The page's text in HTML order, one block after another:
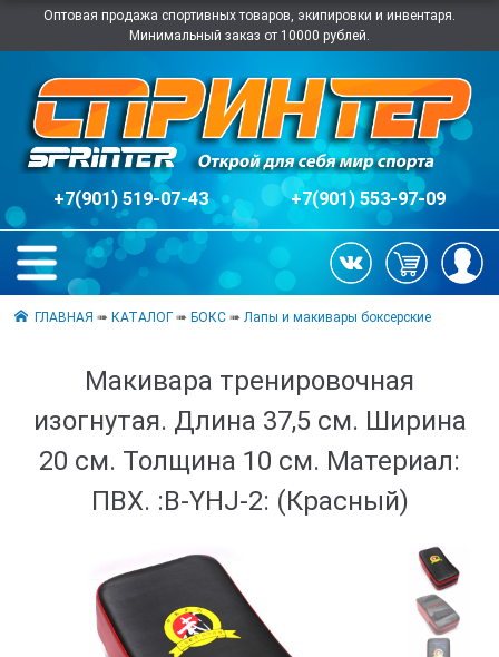
Оптовая продажа спортивных товаров, экипировки и инвентаря.
Минимальный заказ от 10000 рублей.
+7(901) 519-07-43 +7(901) 553-97-09
ГЛАВНАЯ ➠КАТАЛОГ ➠БОКС ➠ Лапы и макивары боксерские
Макивара тренировочная
изогнутая. Длина 37,5 см. Ширина
20 см. Толщина 10 см. Материал:
ПВХ. :B-YHJ-2: (Красный)